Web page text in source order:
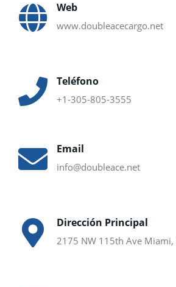
Web
www.doubleacecargo.net
Teléfono
+1-305-805-3555
Email
info@doubleace.net
Dirección Principal
2175 NW 115th Ave Miami,